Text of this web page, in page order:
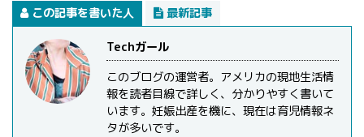
この記事を書いた人 最新記事
Techガール
このブログの運営者。アメリカの現地生活情
報を読者目線で詳しく、分かりやすく書いて
います。妊娠出産を機に、現在は育児情報ネ
タが多いです。